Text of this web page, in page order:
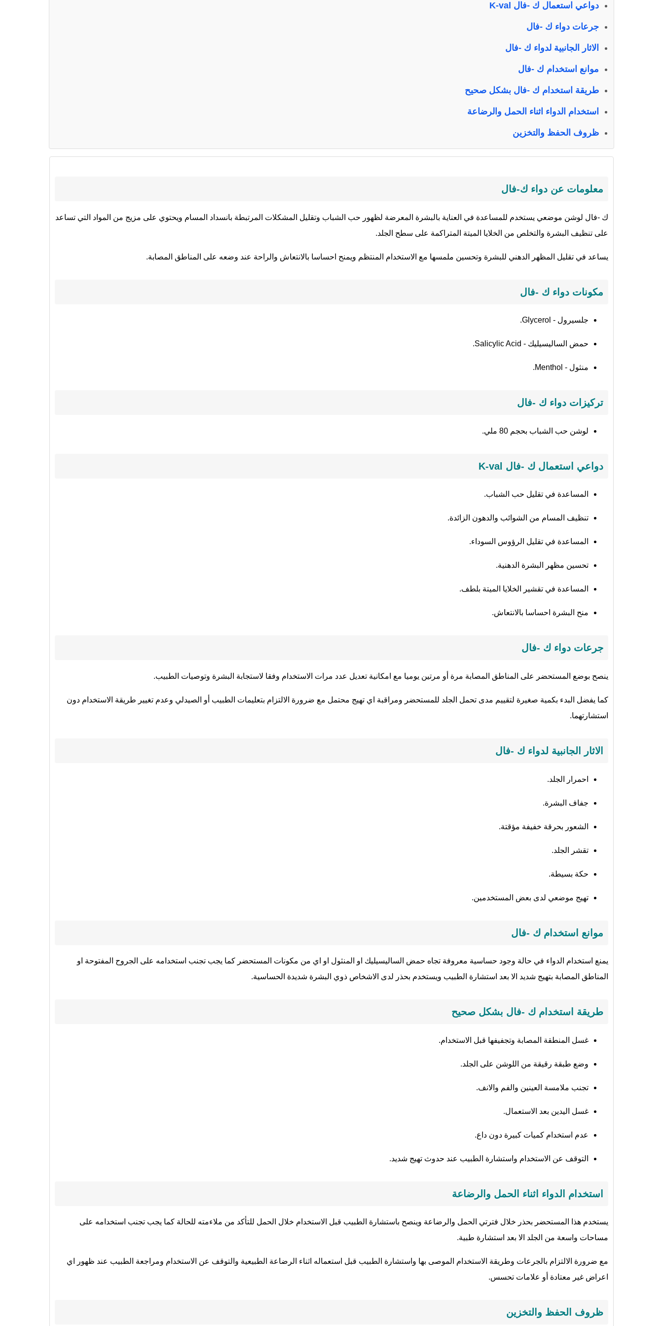
دواعي استعمال ك -فال K-val
جرعات دواء ك -فال
الاثار الجانبية لدواء ك -فال
موانع استخدام ك -فال
طريقة استخدام ك -فال بشكل صحيح
استخدام الدواء اثناء الحمل والرضاعة
ظروف الحفظ والتخزين
معلومات عن دواء ك-فال
ك -فال لوشن موضعي يستخدم للمساعدة في العناية بالبشرة المعرضة لظهور حب الشباب وتقليل المشكلات المرتبطة بانسداد المسام ويحتوي على مزيج من المواد التي تساعد
على تنظيف البشرة والتخلص من الخلايا الميتة المتراكمة على سطح الجلد.
يساعد في تقليل المظهر الدهني للبشرة وتحسين ملمسها مع الاستخدام المنتظم ويمنح احساسا بالانتعاش والراحة عند وضعه على المناطق المصابة.
مكونات دواء ك -فال
جلسيرول - Glycerol.
حمض الساليسيليك - Salicylic Acid.
منثول - Menthol.
تركيزات دواء ك -فال
لوشن حب الشباب بحجم 80 ملي.
دواعي استعمال ك -فال K-val
المساعدة في تقليل حب الشباب.
تنظيف المسام من الشوائب والدهون الزائدة.
المساعدة في تقليل الرؤوس السوداء.
تحسين مظهر البشرة الدهنية.
المساعدة في تقشير الخلايا الميتة بلطف.
منح البشرة احساسا بالانتعاش.
جرعات دواء ك -فال
ينصح بوضع المستحضر على المناطق المصابة مرة أو مرتين يوميا مع امكانية تعديل عدد مرات الاستخدام وفقا لاستجابة البشرة وتوصيات الطبيب.
كما يفضل البدء بكمية صغيرة لتقييم مدى تحمل الجلد للمستحضر ومراقبة اي تهيج محتمل مع ضرورة الالتزام بتعليمات الطبيب أو الصيدلي وعدم تغيير طريقة الاستخدام دون
استشارتهما.
الاثار الجانبية لدواء ك -فال
احمرار الجلد.
جفاف البشرة.
الشعور بحرقة خفيفة مؤقتة.
تقشر الجلد.
حكة بسيطة.
تهيج موضعي لدى بعض المستخدمين.
موانع استخدام ك -فال
يمنع استخدام الدواء في حالة وجود حساسية معروفة تجاه حمض الساليسيليك او المنثول او اي من مكونات المستحضر كما يجب تجنب استخدامه على الجروح المفتوحة او
المناطق المصابة بتهيج شديد الا بعد استشارة الطبيب ويستخدم بحذر لدى الاشخاص ذوي البشرة شديدة الحساسية.
طريقة استخدام ك -فال بشكل صحيح
غسل المنطقة المصابة وتجفيفها قبل الاستخدام.
وضع طبقة رقيقة من اللوشن على الجلد.
تجنب ملامسة العينين والفم والانف.
غسل اليدين بعد الاستعمال.
عدم استخدام كميات كبيرة دون داع.
التوقف عن الاستخدام واستشارة الطبيب عند حدوث تهيج شديد.
استخدام الدواء اثناء الحمل والرضاعة
يستخدم هذا المستحضر بحذر خلال فترتي الحمل والرضاعة وينصح باستشارة الطبيب قبل الاستخدام خلال الحمل للتأكد من ملاءمته للحالة كما يجب تجنب استخدامه على
مساحات واسعة من الجلد الا بعد استشارة طبية.
مع ضرورة الالتزام بالجرعات وطريقة الاستخدام الموصى بها واستشارة الطبيب قبل استعماله اثناء الرضاعة الطبيعية والتوقف عن الاستخدام ومراجعة الطبيب عند ظهور اي
اعراض غير معتادة أو علامات تحسس.
ظروف الحفظ والتخزين